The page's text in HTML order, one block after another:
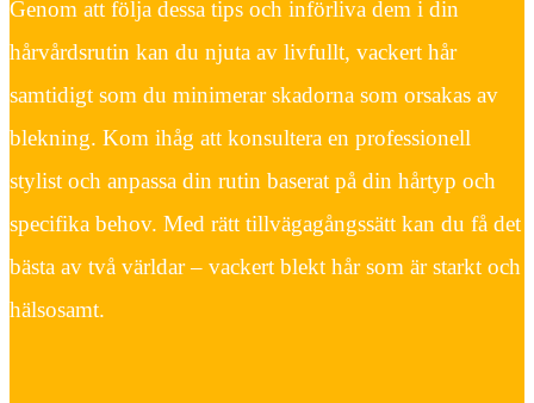
Genom att följa dessa tips och införliva dem i din
hårvårdsrutin kan du njuta av livfullt, vackert hår
samtidigt som du minimerar skadorna som orsakas av
blekning. Kom ihåg att konsultera en professionell
stylist och anpassa din rutin baserat på din hårtyp och
specifika behov. Med rätt tillvägagångssätt kan du få det
bästa av två världar – vackert blekt hår som är starkt och
hälsosamt.